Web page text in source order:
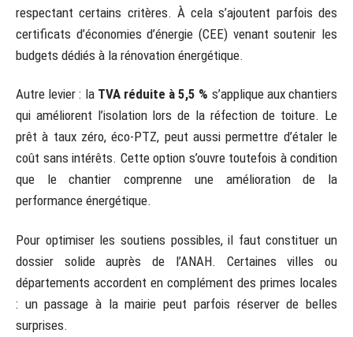
respectant certains critères. À cela s’ajoutent parfois des
certificats d’économies d’énergie (CEE) venant soutenir les
budgets dédiés à la rénovation énergétique.
Autre levier : la TVA réduite à 5,5 % s’applique aux chantiers
qui améliorent l’isolation lors de la réfection de toiture. Le
prêt à taux zéro, éco-PTZ, peut aussi permettre d’étaler le
coût sans intérêts. Cette option s’ouvre toutefois à condition
que le chantier comprenne une amélioration de la
performance énergétique.
Pour optimiser les soutiens possibles, il faut constituer un
dossier solide auprès de l’ANAH. Certaines villes ou
départements accordent en complément des primes locales
: un passage à la mairie peut parfois réserver de belles
surprises.